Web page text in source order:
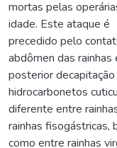
mortas pelas
idade. Este ataque é
precedido pelo
abdômen das rainhas
posterior
hidrocarbonetos
diferente entre
rainhas fisogástricas,
como entre rainhas